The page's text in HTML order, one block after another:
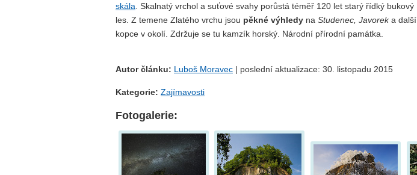
skála . Skalnatý vrchol a suťové svahy porůstá téměř 120 let starý řídký bukový
les. Z temene Zlatého vrchu jsou pěkné výhledy na Studenec, Javoreka další
kopce v okolí. Zdržuje se tu kamzík horský. Národní přírodní památka.
Autor článku: Luboš Moravec | poslední aktualizace: 30. listopadu 2015
Kategorie: Zajímavosti
Fotogalerie: